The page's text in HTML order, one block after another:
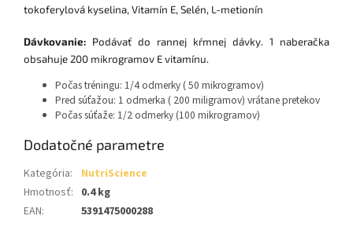
tokoferylová kyselina, Vitamín E, Selén, L-metionín
Dávkovanie: Podávať do rannej kŕmnej dávky. 1 naberačka
obsahuje 200 mikrogramov E vitamínu.
Počas tréningu: 1/4 odmerky ( 50 mikrogramov)
Pred súťažou: 1 odmerka ( 200 miligramov) vrátane pretekov
Počas súťaže: 1/2 odmerky (100 mikrogramov)
Dodatočné parametre
Kategória:
NutriScience
Hmotnosť: 0.4 kg
EAN: 5391475000288